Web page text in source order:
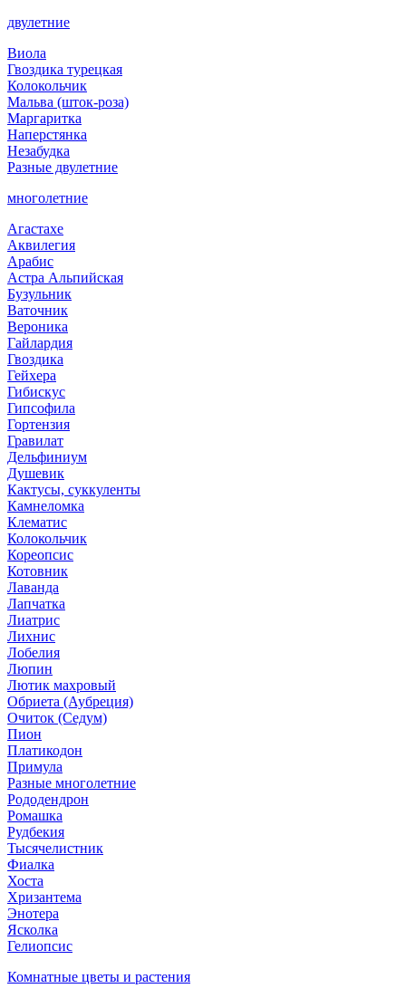
двулетние
Виола
Гвоздика турецкая
Колокольчик
Мальва (шток-роза)
Маргаритка
Наперстянка
Незабудка
Разные двулетние
многолетние
Агастахе
Аквилегия
Арабис
Астра Альпийская
Бузульник
Ваточник
Вероника
Гайлардия
Гвоздика
Гейхера
Гибискус
Гипсофила
Гортензия
Гравилат
Дельфиниум
Душевик
Кактусы, суккуленты
Камнеломка
Клематис
Колокольчик
Кореопсис
Котовник
Лаванда
Лапчатка
Лиатрис
Лихнис
Лобелия
Люпин
Лютик махровый
Обриета (Аубреция)
Очиток (Седум)
Пион
Платикодон
Примула
Разные многолетние
Рододендрон
Ромашка
Рудбекия
Тысячелистник
Фиалка
Хоста
Хризантема
Энотера
Ясколка
Гелиопсис
Комнатные цветы и растения